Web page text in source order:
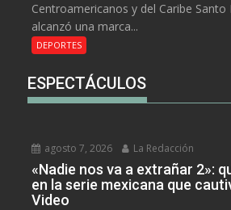
Centroamericanos y del Caribe
alcanzó una marca...
DEPORTES
ESPECTÁCULOS
agosto 7, 2026 La Redacción
«Nadie nos va a extrañar 2»:
en la serie mexicana que
Video